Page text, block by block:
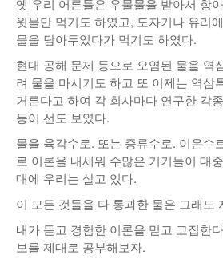
옛 우리 어른들은 우물물을 받아서 항
윗물만 먹기도 하였고, 도자기나 유리
물을 담아두었다가 먹기도 하였다.
현대 공해 문제 등으로 오염된 물을 역
려 물을 마시기도 하고 또 이제는 역삼
거른다고 하여 각 회사마다 연구한 각
등이 선도 보였다.
물을 육각수로. 또는 증류수로. 이온수
로 이론을 내세워 수많은 기기들이 대
대에 우리는 살고 있다.
이 모든 것들을 다 통과한 물은 그래도
내가 듣고 경험한 이론을 믿고 고집한
보를 제대로 공부해보자.